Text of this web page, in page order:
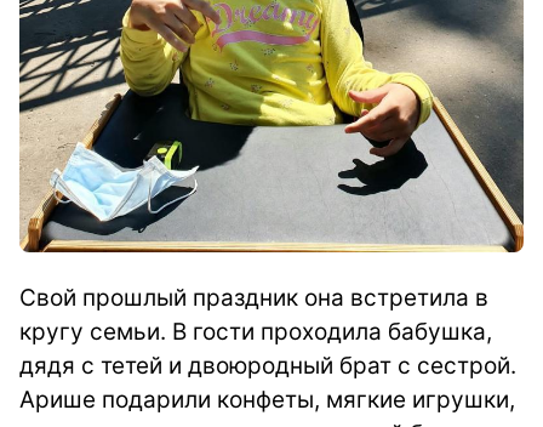
Свой прошлый праздник она встретила в
кругу семьи. В гости проходила бабушка,
дядя с тетей и двоюродный брат с сестрой.
Арише подарили конфеты, мягкие игрушки,